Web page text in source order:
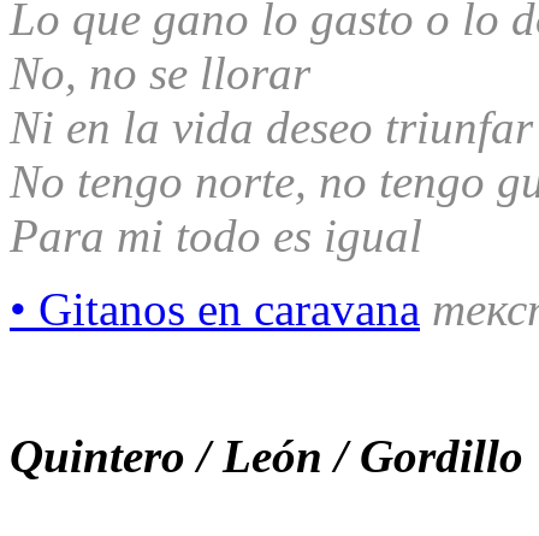
Lo que gano lo gasto o lo
No, no se llorar
Ni en la vida deseo triunfar
No tengo norte, no tengo
Para mi todo es igual
• Gitanos en caravana
Quintero / León / Gordillo